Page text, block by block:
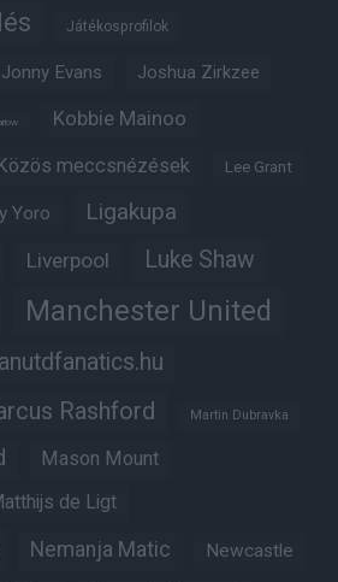
Játékosprofilok
Jonny Evans Joshua Zirkzee
Kobbie Mainoo
meccsnézések Lee Grant
Yoro Ligakupa
Liverpool Luke Shaw
Manchester United
Rashford Martin Dubravka
Mason Mount
de Ligt
Nemanja Matic Newcastle